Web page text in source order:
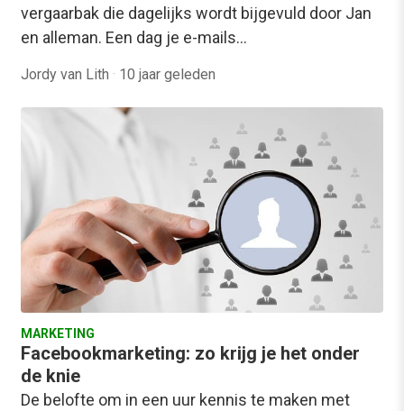
vergaarbak die dagelijks wordt bijgevuld door Jan
en alleman. Een dag je e-mails…
Jordy van Lith · 10 jaar geleden
MARKETING
Facebookmarketing: zo krijg je het onder
de knie
De belofte om in een uur kennis te maken met